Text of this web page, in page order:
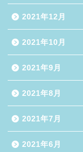
2021年12月
2021年10月
2021年9月
2021年8月
2021年7月
2021年6月